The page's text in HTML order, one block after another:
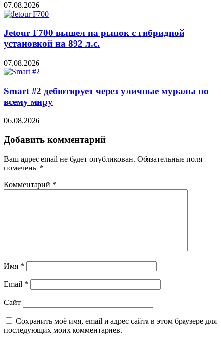
07.08.2026
Jetour F700 вышел на рынок с гибридной
установкой на 892 л.с.
07.08.2026
Smart #2 дебютирует через уличные муралы по
всему миру
06.08.2026
Добавить комментарий
Ваш адрес email не будет опубликован. Обязательные поля
помечены *
Комментарий *
Имя *
Email *
Сайт
Сохранить моё имя, email и адрес сайта в этом браузере для
последующих моих комментариев.